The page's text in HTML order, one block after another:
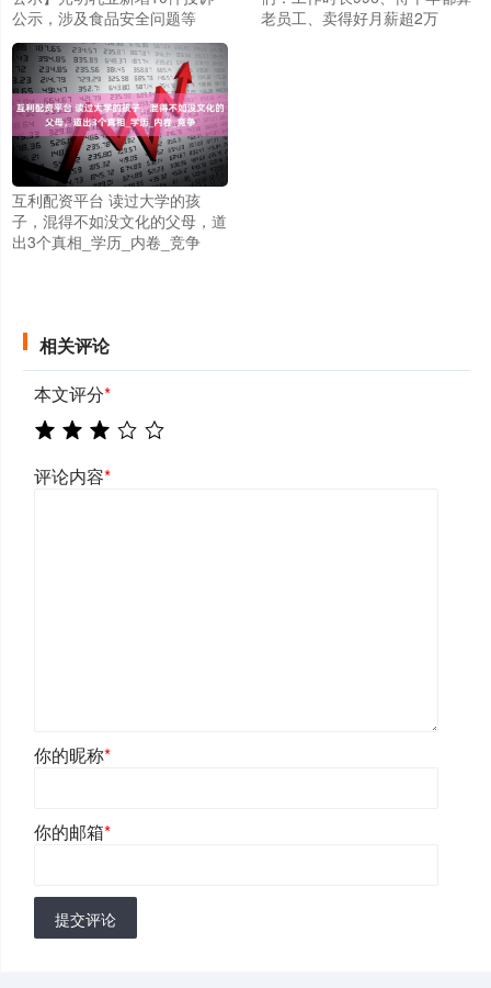
公示，涉及食品安全问题等
老员工、卖得好月薪超2万
互利配资平台 读过大学的孩
子，混得不如没文化的父母，道
出3个真相_学历_内卷_竞争
相关评论
本文评分*
评论内容*
你的昵称*
你的邮箱*
提交评论